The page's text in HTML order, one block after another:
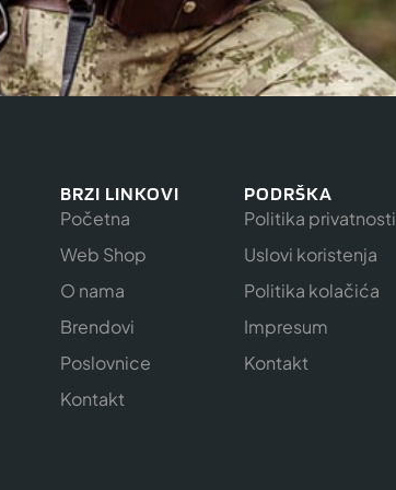
BRZI LINKOVI
Početna
Web Shop
O nama
Brendovi
Poslovnice
Kontakt
PODRŠKA
Politika privatnosti
Uslovi koristenja
Politika kolačića
Impresum
Kontakt